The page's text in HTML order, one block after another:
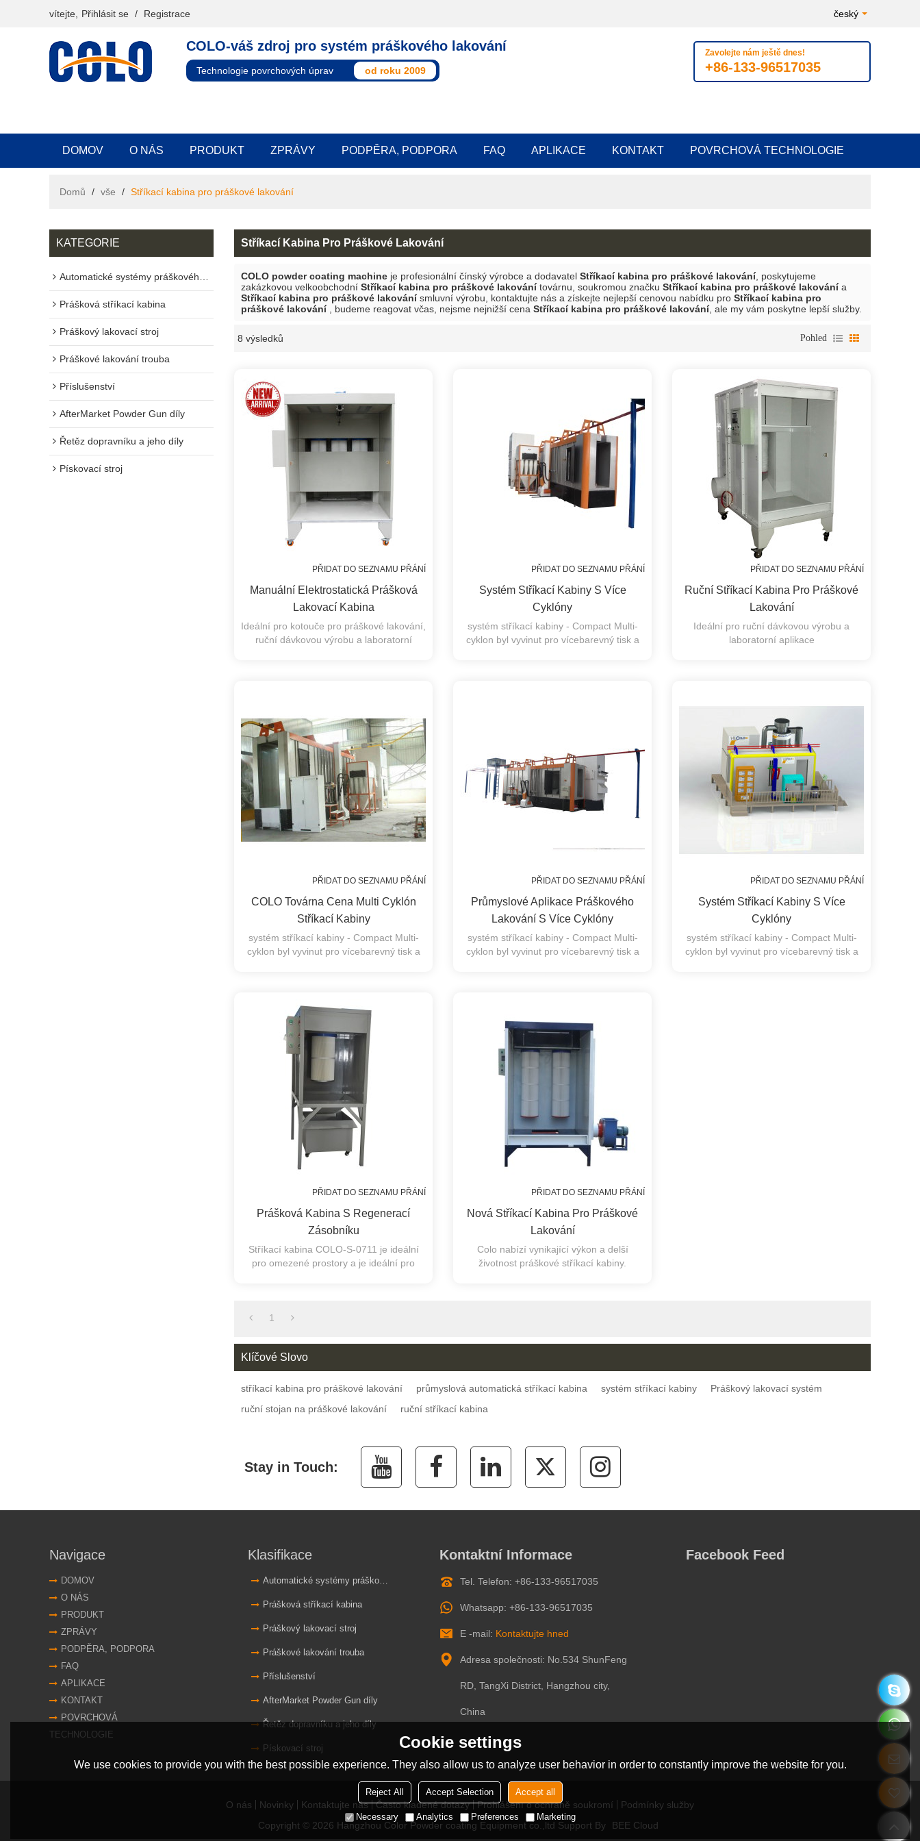
vítejte, Přihlásit se / Registrace český
COLO-váš zdroj pro systém práškového lakování
Technologie povrchových úprav od roku 2009
Zavolejte nám ještě dnes!
+86-133-96517035
DOMOV O NÁS PRODUKT ZPRÁVY PODPĚRA, PODPORA FAQ APLIKACE KONTAKT POVRCHOVÁ TECHNOLOGIE
Domů / vše / Stříkací kabina pro práškové lakování
KATEGORIE
Automatické systémy práškového lakování
Prášková stříkací kabina
Práškový lakovací stroj
Práškové lakování trouba
Příslušenství
AfterMarket Powder Gun díly
Řetěz dopravníku a jeho díly
Pískovací stroj
Stříkací Kabina Pro Práškové Lakování
COLO powder coating machine je profesionální čínský výrobce a dodavatel Stříkací kabina pro práškové lakování, poskytujeme
zakázkovou velkoobchodní Stříkací kabina pro práškové lakovánítovárnu, soukromou značku Stříkací kabina pro práškové lakovánía
Stříkací kabina pro práškové lakovánísmluvní výrobu, kontaktujte nás a získejte nejlepší cenovou nabídku pro Stříkací kabina pro
práškové lakování, budeme reagovat včas, nejsme nejnižší cena Stříkací kabina pro práškové lakování, ale my vám poskytne lepší služby.
8 výsledků Pohled
PŘIDAT DO SEZNAMU PŘÁNÍ
Manuální Elektrostatická Prášková
Lakovací Kabina
Ideální pro kotouče pro práškové lakování,
ruční dávkovou výrobu a laboratorní
PŘIDAT DO SEZNAMU PŘÁNÍ
Systém Stříkací Kabiny S Více
Cyklóny
systém stříkací kabiny - Compact Multi-
cyklon byl vyvinut pro vícebarevný tisk a
PŘIDAT DO SEZNAMU PŘÁNÍ
Ruční Stříkací Kabina Pro Práškové
Lakování
Ideální pro ruční dávkovou výrobu a
laboratorní aplikace
PŘIDAT DO SEZNAMU PŘÁNÍ
COLO Továrna Cena Multi Cyklón
Stříkací Kabiny
systém stříkací kabiny - Compact Multi-
cyklon byl vyvinut pro vícebarevný tisk a
PŘIDAT DO SEZNAMU PŘÁNÍ
Průmyslové Aplikace Práškového
Lakování S Více Cyklóny
systém stříkací kabiny - Compact Multi-
cyklon byl vyvinut pro vícebarevný tisk a
PŘIDAT DO SEZNAMU PŘÁNÍ
Systém Stříkací Kabiny S Více
Cyklóny
systém stříkací kabiny - Compact Multi-
cyklon byl vyvinut pro vícebarevný tisk a
PŘIDAT DO SEZNAMU PŘÁNÍ
Prášková Kabina S Regenerací
Zásobníku
Stříkací kabina COLO-S-0711 je ideální
pro omezené prostory a je ideální pro
PŘIDAT DO SEZNAMU PŘÁNÍ
Nová Stříkací Kabina Pro Práškové
Lakování
Colo nabízí vynikající výkon a delší
životnost práškové stříkací kabiny.
1
Klíčové Slovo
stříkací kabina pro práškové lakování průmyslová automatická stříkací kabina systém stříkací kabiny
Práškový lakovací systém
ruční stojan na práškové lakování
ruční stříkací kabina
Navigace
DOMOV
O NÁS
PRODUKT
ZPRÁVY
PODPĚRA, PODPORA
FAQ
APLIKACE
KONTAKT
POVRCHOVÁ
TECHNOLOGIE
Klasifikace
Automatické systémy práškového lakování
Prášková stříkací kabina
Práškový lakovací stroj
Práškové lakování trouba
Příslušenství
AfterMarket Powder Gun díly
Řetěz dopravníku a jeho díly
Pískovací stroj
Kontaktní Informace
Tel. Telefon: +86-133-96517035
Whatsapp: +86-133-96517035
E -mail: Kontaktujte hned
Adresa společnosti: No.534 ShunFeng
RD, TangXi District, Hangzhou city,
China
Facebook Feed
O nás Novinky Kontaktujte nás Často kladené dotazy Prohlášení o ochraně soukromí
Podmínky služby
Copyright © 2026 Hangzhou Color Powder coating Equipment co.,ltd Support By BEE Cloud
Cookie settings
We use cookies to provide you with the best possible experience. They also allow us to analyze user behavior in order to constantly improve the website for you.
Reject All Accept Selection Accept all
Necessary Analytics Preferences Marketing